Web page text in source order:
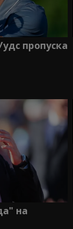
пропуска
на